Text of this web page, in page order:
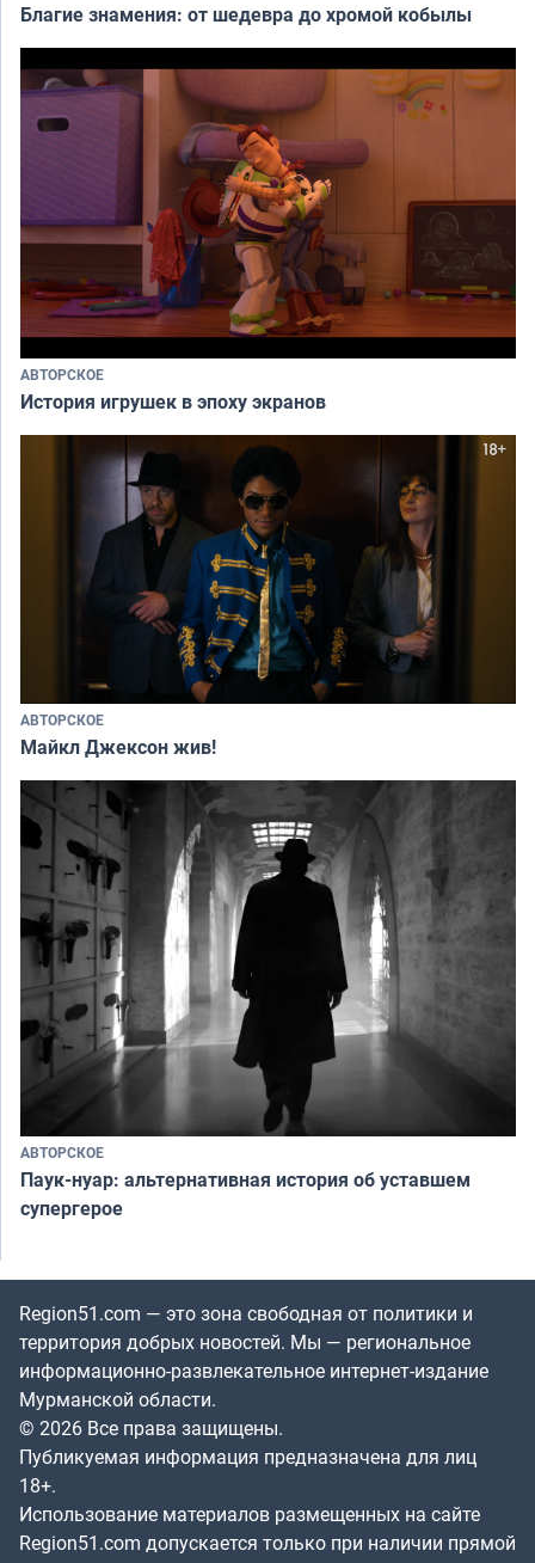
Благие знамения: от шедевра до хромой кобылы
АВТОРСКОЕ
История игрушек в эпоху экранов
АВТОРСКОЕ
Майкл Джексон жив!
АВТОРСКОЕ
Паук-нуар: альтернативная история об уставшем
супергерое
Region51.com — это зона свободная от политики и
территория добрых новостей. Мы — региональное
информационно-развлекательное интернет-издание
Мурманской области.
© 2026 Все права защищены.
Публикуемая информация предназначена для лиц
18+.
Использование материалов размещенных на сайте
Region51.com допускается только при наличии прямой